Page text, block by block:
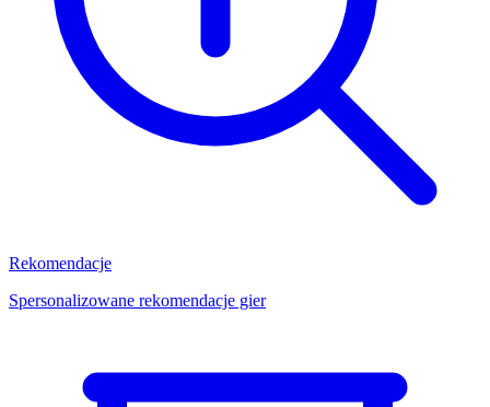
Rekomendacje
Spersonalizowane rekomendacje gier